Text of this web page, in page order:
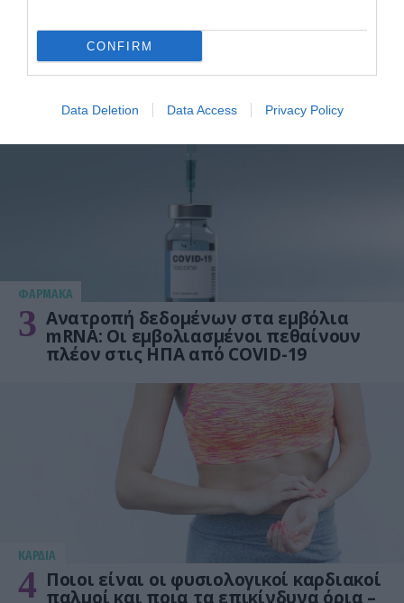
CONFIRM
Data Deletion Data Access Privacy Policy
ΥΓΕΙΑ
Το τρόφιμο που θωρακίζει «αθόρυβα»
τα οστά σε κάθε ηλικία… δεν είναι το
ΦΑΡΜΑΚΑ
3 Ανατροπή δεδομένων στα εμβόλια
mRNA: Οι εμβολιασμένοι πεθαίνουν
πλέον στις ΗΠΑ από COVID-19
KΑΡΔΙΑ
4 Ποιοι είναι οι φυσιολογικοί καρδιακοί
παλμοί και ποια τα επικίνδυνα όρια –